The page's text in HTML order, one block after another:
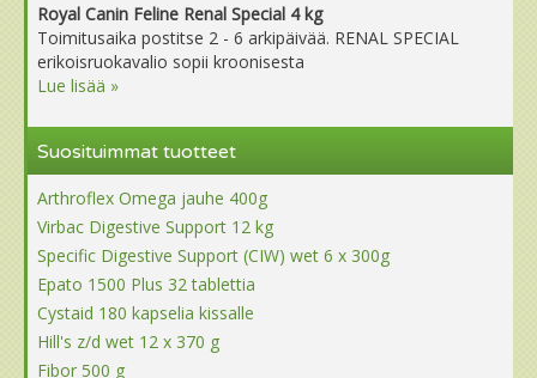
Royal Canin Feline Renal Special 4 kg
Toimitusaika postitse 2 - 6 arkipäivää. RENAL SPECIAL
erikoisruokavalio sopii kroonisesta
Lue lisää »
Suosituimmat tuotteet
Arthroflex Omega jauhe 400g
Virbac Digestive Support 12 kg
Specific Digestive Support (CIW) wet 6 x 300g
Epato 1500 Plus 32 tablettia
Cystaid 180 kapselia kissalle
Hill's z/d wet 12 x 370 g
Fibor 500 g